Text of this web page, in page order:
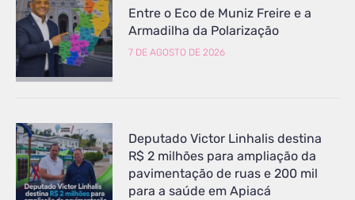
Entre o Eco de Muniz Freire e a
Armadilha da Polarização
7 DE AGOSTO DE 2026
Deputado Victor Linhalis destina
R$ 2 milhões para ampliação da
pavimentação de ruas e 200 mil
para a saúde em Apiacá